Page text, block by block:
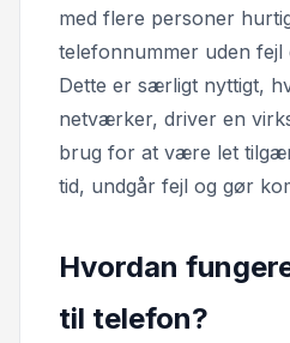
med flere personer
telefonnummer uden fejl
Dette er særligt nyttigt,
netværker, driver en
brug for at være let
tid, undgår fejl og gør
Hvordan
til telefon?